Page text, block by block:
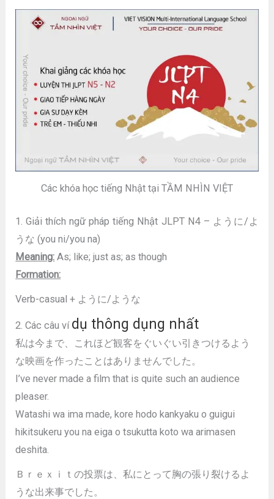
Các khóa học tiếng Nhật tại TẦM NHÌN VIỆT
1. Giải thích ngữ pháp tiếng Nhật JLPT N4 – ように/よ
うな (you ni/you na)
Meaning: As; like; just as; as though
Formation:
Verb-casual + ように/ような
2. Các câu ví dụ thông dụng nhất
私は今まで、これほど観客をぐいぐい引きつけるよう
な映画を作ったことはありませんでした。
I’ve never made a film that is quite such an audience
pleaser.
Watashi wa ima made, kore hodo kankyaku o guigui
hikitsukeru you na eiga o tsukutta koto wa arimasen
deshita.
Ｂｒｅｘｉｔの投票は、私にとって胸の張り裂けるよ
うな出来事でした。